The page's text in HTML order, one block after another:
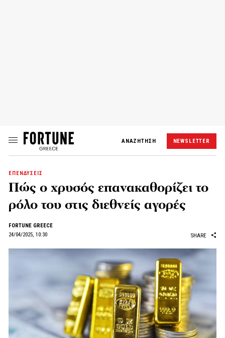
ΑΝΑΖΗΤΗΣΗ NEWSLETTER
ΕΠΕΝΔΥΣΕΙΣ
Πώς ο χρυσός επανακαθορίζει το
ρόλο του στις διεθνείς αγορές
FORTUNE GREECE
24/04/2025, 10:30
SHARE